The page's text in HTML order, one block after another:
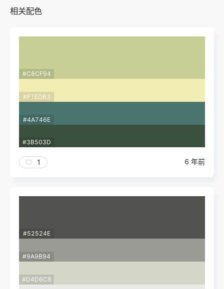
相关配色
#C8CF94
#F1EDB3
#4A746E
#3B503D
1 6 年前
#52524E
#9A9B94
#D4D6C8